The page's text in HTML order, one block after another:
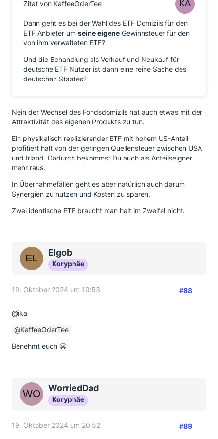
Zitat von KaffeeOderTee
Dann geht es bei der Wahl des ETF Domizils für den
ETF Anbieter um seine eigene Gewinnsteuer für den
von ihm verwalteten ETF?
Und die Behandlung als Verkauf und Neukauf für
deutsche ETF Nutzer ist dann eine reine Sache des
deutschen Staates?
Nein der Wechsel des Fondsdomizils hat auch etwas mit der
Attraktivität des eigenen Produkts zu tun.
Ein physikalisch replizierender ETF mit hohem US-Anteil
profitiert halt von der geringen Quellensteuer zwischen USA
und Irland. Dadurch bekommst Du auch als Anteilseigner
mehr raus.
In Übernahmefällen geht es aber natürlich auch darum
Synergien zu nutzen und Kosten zu sparen.
Zwei identische ETF braucht man halt im Zweifel nicht.
Elgob
Koryphäe
19. Oktober 2024 um 19:53 #88
@ika
KaffeeOderTee
Benehmt euch 😬
WorriedDad
Koryphäe
19. Oktober 2024 um 20:52 #89